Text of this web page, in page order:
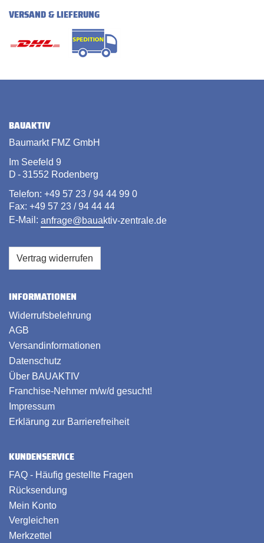
VERSAND & LIEFERUNG
BAUAKTIV
Baumarkt FMZ GmbH
Im Seefeld 9
D - 31552 Rodenberg
Telefon: +49 57 23 / 94 44 99 0
Fax: +49 57 23 / 94 44 44
E-Mail: anfrage@bauaktiv-zentrale.de
Vertrag widerrufen
INFORMATIONEN
Widerrufsbelehrung
AGB
Versandinformationen
Datenschutz
Über BAUAKTIV
Franchise-Nehmer m/w/d gesucht!
Impressum
Erklärung zur Barrierefreiheit
KUNDENSERVICE
FAQ - Häufig gestellte Fragen
Rücksendung
Mein Konto
Vergleichen
Merkzettel